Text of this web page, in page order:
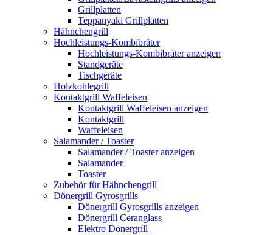
Grillplatten
Teppanyaki Grillplatten
Hähnchengrill
Hochleistungs-Kombibräter
Hochleistungs-Kombibräter anzeigen
Standgeräte
Tischgeräte
Holzkohlegrill
Kontaktgrill Waffeleisen
Kontaktgrill Waffeleisen anzeigen
Kontaktgrill
Waffeleisen
Salamander / Toaster
Salamander / Toaster anzeigen
Salamander
Toaster
Zubehör für Hähnchengrill
Dönergrill Gyrosgrills
Dönergrill Gyrosgrills anzeigen
Dönergrill Ceranglass
Elektro Dönergrill